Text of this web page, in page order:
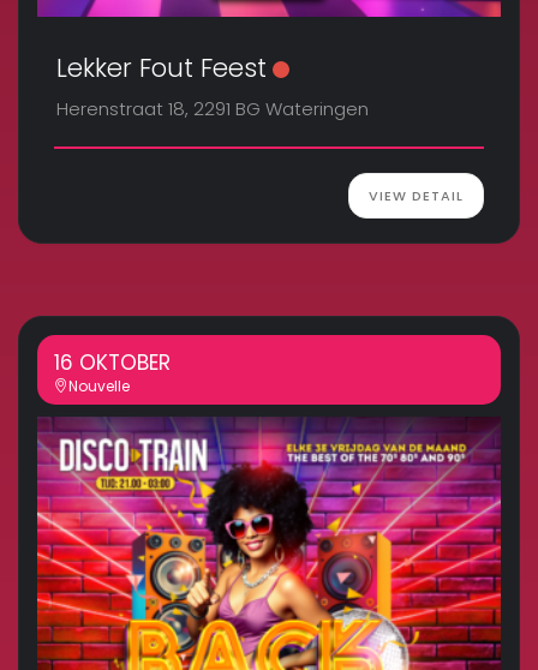
Lekker Fout Feest
Herenstraat 18, 2291 BG Wateringen
VIEW DETAIL
16 OKTOBER
Nouvelle